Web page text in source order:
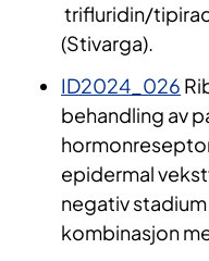
trifluridin/
(Stivarga).
ID2024_026
behandling av
epidermal
negativ
kombinasjon